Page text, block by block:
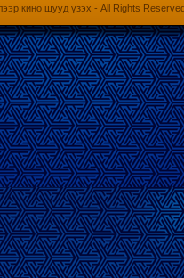
кино шууд үзэх - All Rights